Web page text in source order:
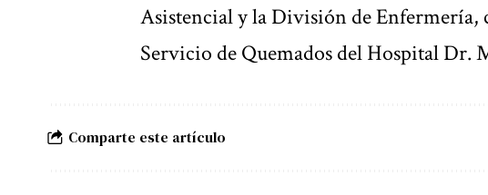
Asistencial y la División de
Servicio de Quemados del Hospital Dr.
Comparte este artículo